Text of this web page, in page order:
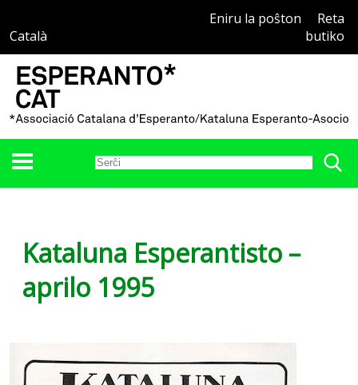
Català
Eniru la poŝton
Reta
butiko
Kataluna Esperantisto –
aprilo 1995